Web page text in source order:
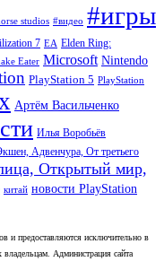
studios #видео #игры
7 EA Elden Ring:
Eater Microsoft Nintendo
PlayStation 5 PlayStation
Артём Васильченко
Илья Воробьёв
Адвенчура, От третьего
Открытый мир,
китай новости PlayStation
и предоставляются исключительно в
Администрация сайта